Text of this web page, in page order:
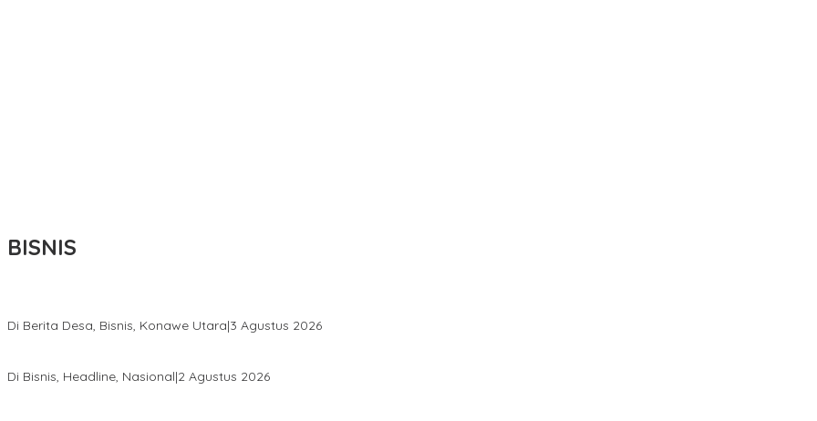
BISNIS
Di Berita Desa, Bisnis, Konawe Utara|3 Agustus 2026
Di Bisnis, Headline, Nasional|2 Agustus 2026